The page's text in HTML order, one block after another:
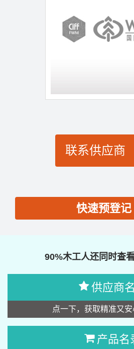
联系供应商
快速预登记
90%木工人还同时查
供应商
点一下，获取精准又
产品名